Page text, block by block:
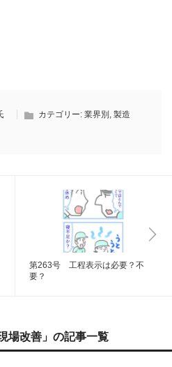
カテゴリー: 業界別 , 製造
第263号 工程表示は必要？不
要？
場改善」の記事一覧